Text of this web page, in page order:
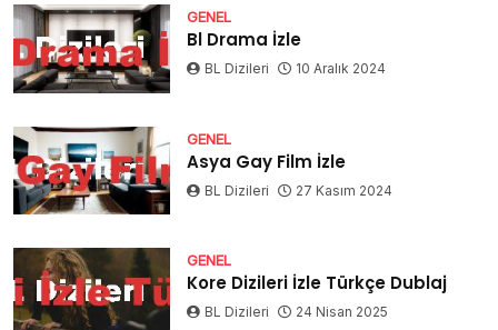
GENEL
Bl Drama İzle
BL Dizileri 10 Aralık 2024
GENEL
Asya Gay Film İzle
BL Dizileri 27 Kasım 2024
GENEL
Kore Dizileri İzle Türkçe Dublaj
BL Dizileri 24 Nisan 2025